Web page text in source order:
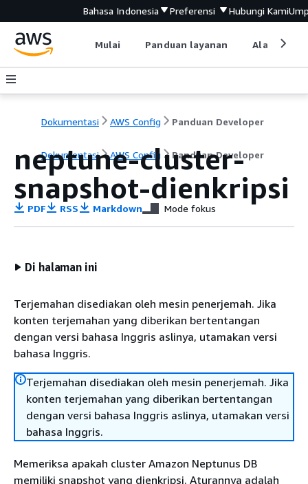
Bahasa Indonesia Preferensi Hubungi Kami
Mulai Panduan layanan Alat
Dokumentasi AWS Config Panduan Developer
Dokumentasi AWS Config Panduan Developer
neptune-cluster-
snapshot-dienkripsi
PDF RSS Markdown Mode fokus
Di halaman ini
Terjemahan disediakan oleh mesin penerjemah. Jika
konten terjemahan yang diberikan bertentangan
dengan versi bahasa Inggris aslinya, utamakan versi
bahasa Inggris.
Terjemahan disediakan oleh mesin penerjemah. Jika
konten terjemahan yang diberikan bertentangan
dengan versi bahasa Inggris aslinya, utamakan versi
bahasa Inggris.
Memeriksa apakah cluster Amazon Neptunus DB
memiliki snapshot yang dienkripsi. Aturannya adalah